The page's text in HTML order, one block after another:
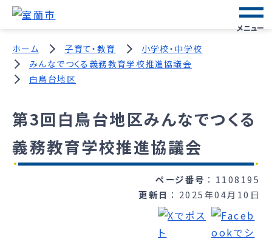
メニュー
ホーム 子育て・教育
小学校・中学校
みんなでつくる義務教育学校推進協議会
白鳥台地区
第3回白鳥台地区みんなでつくる
義務教育学校推進協議会
ページ番号
1108195
更新日
2025年04月10日